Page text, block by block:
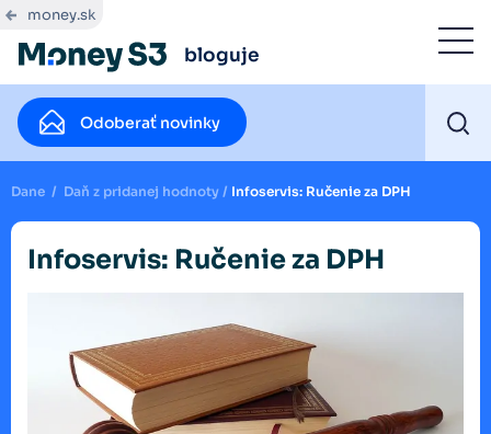
money.sk
bloguje
Odoberať novinky
Dane / Daň z pridanej hodnoty / Infoservis: Ručenie za DPH
Infoservis: Ručenie za DPH